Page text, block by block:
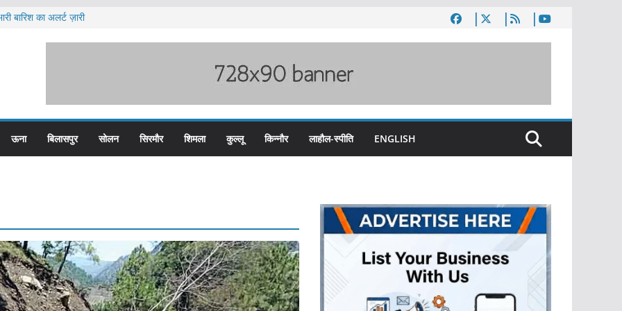
बारिश का अलर्ट ज़ारी
ऊना बिलासपुर सोलन सिरमौर शिमला कुल्लू किन्नौर लाहौल-स्पीति ENGLISH